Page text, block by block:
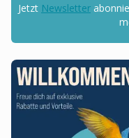
Jetzt Newsletter